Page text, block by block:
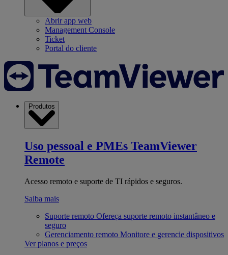
Abrir app web
Management Console
Ticket
Portal do cliente
Produtos
Uso pessoal e PMEs TeamViewer
Remote
Acesso remoto e suporte de TI rápidos e seguros.
Saiba mais
Suporte remoto Ofereça suporte remoto instantâneo e
seguro
Gerenciamento remoto Monitore e gerencie dispositivos
Ver planos e preços